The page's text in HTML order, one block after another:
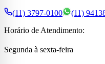
(11) 3797-0100 (11)
Horário de Atendimento:
Segunda à sexta-feira